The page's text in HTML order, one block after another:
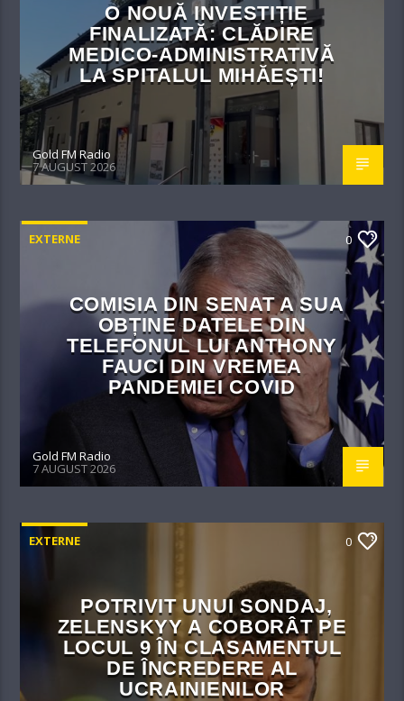
O NOUĂ INVESTIȚIE
FINALIZATĂ: CLĂDIRE
MEDICO-ADMINISTRATIVĂ
LA SPITALUL MIHĂEȘTI!​
Gold FM Radio
7 AUGUST 2026
EXTERNE 0
COMISIA DIN SENAT A SUA
OBȚINE DATELE DIN
TELEFONUL LUI ANTHONY
FAUCI DIN VREMEA
PANDEMIEI COVID
Gold FM Radio
7 AUGUST 2026
EXTERNE 0
POTRIVIT UNUI SONDAJ,
ZELENSKYY A COBORÂT PE
LOCUL 9 ÎN CLASAMENTUL
DE ÎNCREDERE AL
UCRAINIENILOR